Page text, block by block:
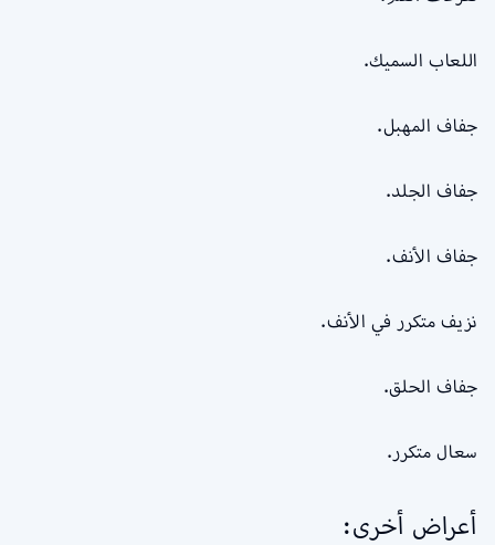
اللعاب السميك.
جفاف المهبل.
جفاف الجلد.
جفاف الأنف.
نزيف متكرر في الأنف.
جفاف الحلق.
سعال متكرر.
أعراض أخرى: